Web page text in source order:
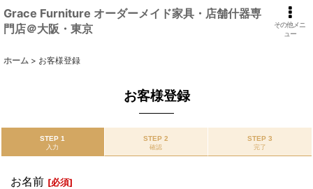
Grace Furniture オーダーメイド家具・店舗什器専
門店＠大阪・東京
その他メニ
ュー
ホーム > お客様登録
お客様登録
STEP 1
入力
STEP 2
確認
STEP 3
完了
お名前 [必須]